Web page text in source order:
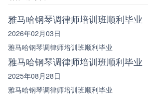
雅马哈钢琴调律师培训班顺利毕业
2026年02月03日
雅马哈钢琴调律师培训班顺利毕业
雅马哈钢琴调律师培训班顺利毕业
2025年08月28日
雅马哈钢琴调律师培训班顺利毕业